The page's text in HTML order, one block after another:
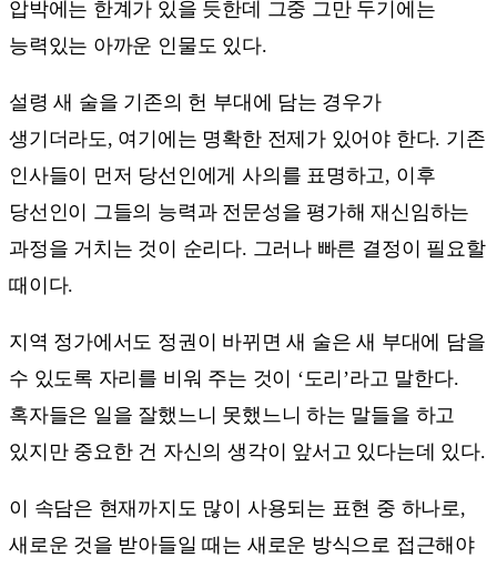
압박에는 한계가 있을 듯한데 그중 그만 두기에는
능력있는 아까운 인물도 있다.
설령 새 술을 기존의 헌 부대에 담는 경우가
생기더라도, 여기에는 명확한 전제가 있어야 한다. 기존
인사들이 먼저 당선인에게 사의를 표명하고, 이후
당선인이 그들의 능력과 전문성을 평가해 재신임하는
과정을 거치는 것이 순리다. 그러나 빠른 결정이 필요할
때이다.
지역 정가에서도 정권이 바뀌면 새 술은 새 부대에 담을
수 있도록 자리를 비워 주는 것이 ‘도리’라고 말한다.
혹자들은 일을 잘했느니 못했느니 하는 말들을 하고
있지만 중요한 건 자신의 생각이 앞서고 있다는데 있다.
이 속담은 현재까지도 많이 사용되는 표현 중 하나로,
새로운 것을 받아들일 때는 새로운 방식으로 접근해야